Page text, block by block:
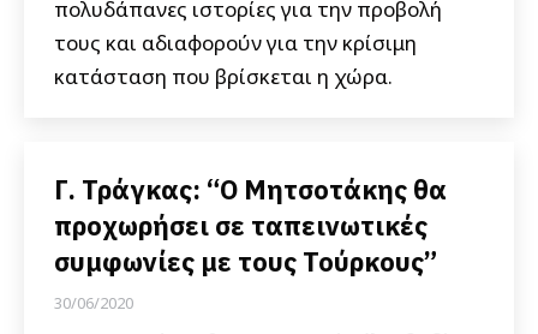
πολυδάπανες ιστορίες για την προβολή
τους και αδιαφορούν για την κρίσιμη
κατάσταση που βρίσκεται η χώρα.
Γ. Τράγκας: “Ο Μητσοτάκης θα
προχωρήσει σε ταπεινωτικές
συμφωνίες με τους Τούρκους”
30/06/2020